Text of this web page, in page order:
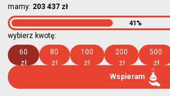
mamy: 203 437 zł
41%
wybierz kwotę:
60
zł
80
zł
100
zł
200
zł
500
zł
Wspieram